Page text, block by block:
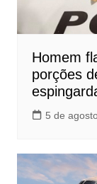
Homem
porções
5 de